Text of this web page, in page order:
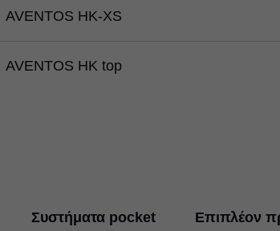
AVENTOS HK-XS
AVENTOS HK top
Συστήματα pocket Επιπλέον